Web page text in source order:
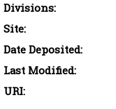
Divisions:
Site:
Date Deposited:
Last Modified:
URI: